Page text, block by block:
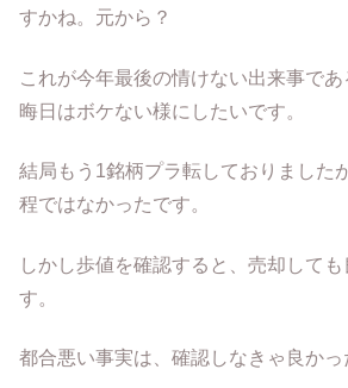
すかね。元から？
これが今年最後の情けない出来事で
晦日はボケない様にしたいです。
結局もう1銘柄プラ転しておりました
程ではなかったです。
しかし歩値を確認すると、売却しても
す。
都合悪い事実は、確認しなきゃ良かっ